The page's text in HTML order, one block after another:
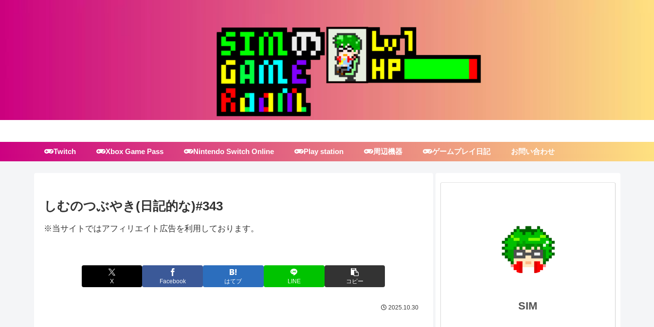
Twitch Xbox Game Pass Nintendo Switch Online Play station 周辺機器 ゲームプレイ日記 お問い合わせ
しむのつぶやき(日記的な)#343
※当サイトではアフィリエイト広告を利用しております。
X Facebook はてブ LINE コピー
2025.10.30 SIM